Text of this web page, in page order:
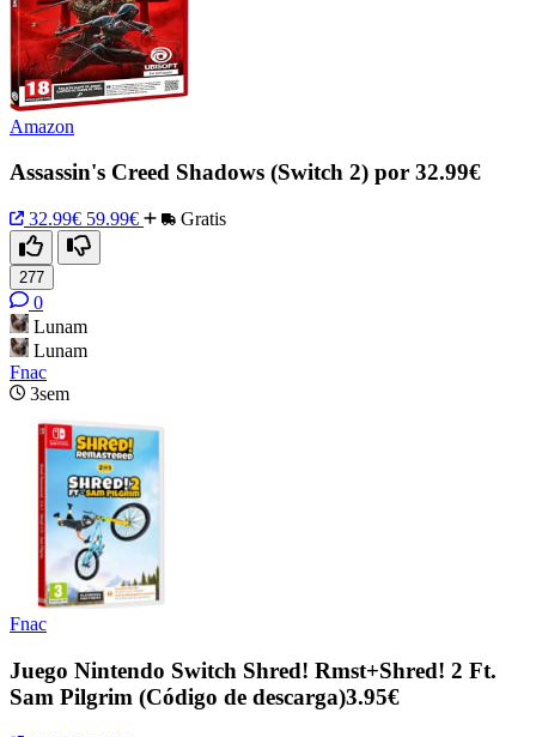
Amazon
Assassin's Creed Shadows (Switch 2) por 32.99€
32.99€ 59.99€ Gratis
277
0
Lunam
Lunam
Fnac
3sem
Fnac
Juego Nintendo Switch Shred! Rmst+Shred! 2 Ft.
Sam Pilgrim (Código de descarga)3.95€